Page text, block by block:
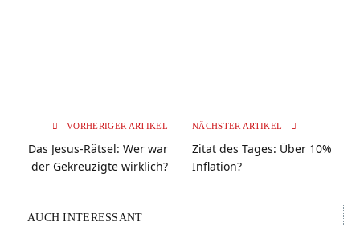
VORHERIGER ARTIKEL
Das Jesus-Rätsel: Wer war
der Gekreuzigte wirklich?
NÄCHSTER ARTIKEL
Zitat des Tages: Über 10%
Inflation?
AUCH INTERESSANT